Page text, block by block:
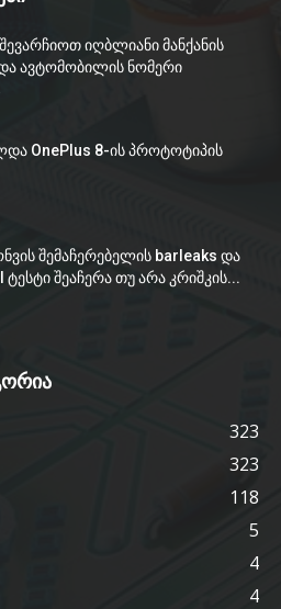
იღბლიანი მანქანის
ავტომობილის ნომერი
OnePlus 8-ის პროტოტიპის
შემაჩერებელის barleaks და
ტესტი შეაჩერა თუ არა კრიშკის...
323
323
118
5
4
4